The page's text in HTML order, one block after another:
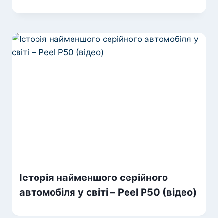
Історія найменшого серійного
автомобіля у світі – Peel P50 (відео)